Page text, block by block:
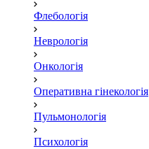
Флебологія
Неврологія
Онкологія
Оперативна гінекологія
Пульмонологія
Психологія